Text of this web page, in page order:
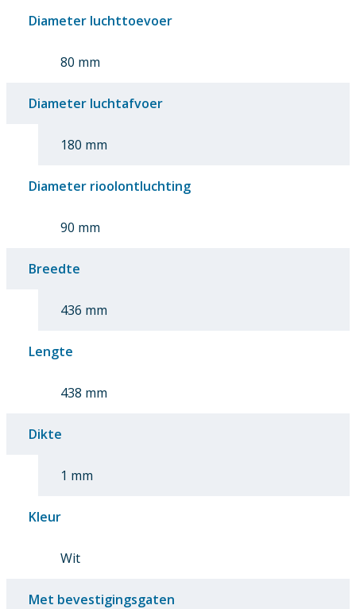
Diameter luchttoevoer
80 mm
Diameter luchtafvoer
180 mm
Diameter rioolontluchting
90 mm
Breedte
436 mm
Lengte
438 mm
Dikte
1 mm
Kleur
Wit
Met bevestigingsgaten